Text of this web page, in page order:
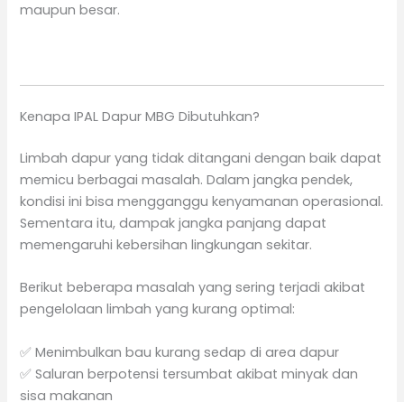
maupun besar.
Kenapa IPAL Dapur MBG Dibutuhkan?
Limbah dapur yang tidak ditangani dengan baik dapat
memicu berbagai masalah. Dalam jangka pendek,
kondisi ini bisa mengganggu kenyamanan operasional.
Sementara itu, dampak jangka panjang dapat
memengaruhi kebersihan lingkungan sekitar.
Berikut beberapa masalah yang sering terjadi akibat
pengelolaan limbah yang kurang optimal:
✅ Menimbulkan bau kurang sedap di area dapur
✅ Saluran berpotensi tersumbat akibat minyak dan
sisa makanan